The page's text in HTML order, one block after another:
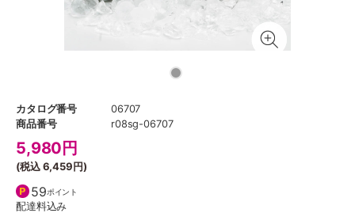
カタログ番号
06707
商品番号
r08sg-06707
5,980 円
(税込6,459円)
59ポイント
配達料込み